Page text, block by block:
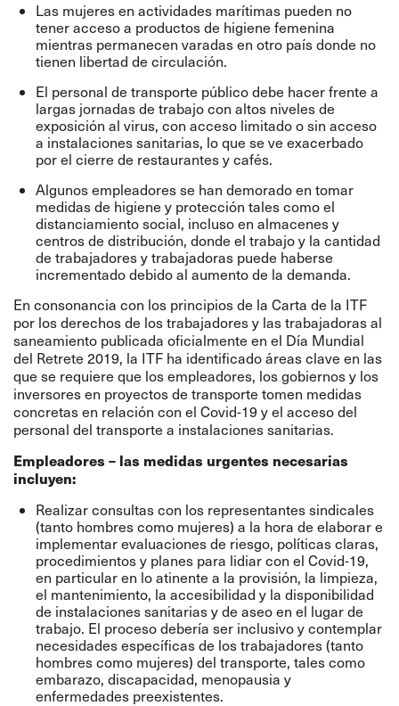
Las mujeres en actividades marítimas pueden no
tener acceso a productos de higiene femenina
mientras permanecen varadas en otro país donde no
tienen libertad de circulación.
El personal de transporte público debe hacer frente a
largas jornadas de trabajo con altos niveles de
exposición al virus, con acceso limitado o sin acceso
a instalaciones sanitarias, lo que se ve exacerbado
por el cierre de restaurantes y cafés.
Algunos empleadores se han demorado en tomar
medidas de higiene y protección tales como el
distanciamiento social, incluso en almacenes y
centros de distribución, donde el trabajo y la cantidad
de trabajadores y trabajadoras puede haberse
incrementado debido al aumento de la demanda.
En consonancia con los principios de la Carta de la ITF
por los derechos de los trabajadores y las trabajadoras al
saneamiento publicada oficialmente en el Día Mundial
del Retrete 2019, la ITF ha identificado áreas clave en las
que se requiere que los empleadores, los gobiernos y los
inversores en proyectos de transporte tomen medidas
concretas en relación con el Covid-19 y el acceso del
personal del transporte a instalaciones sanitarias.
Empleadores – las medidas urgentes necesarias
incluyen:
Realizar consultas con los representantes sindicales
(tanto hombres como mujeres) a la hora de elaborar e
implementar evaluaciones de riesgo, políticas claras,
procedimientos y planes para lidiar con el Covid-19,
en particular en lo atinente a la provisión, la limpieza,
el mantenimiento, la accesibilidad y la disponibilidad
de instalaciones sanitarias y de aseo en el lugar de
trabajo. El proceso debería ser inclusivo y contemplar
necesidades específicas de los trabajadores (tanto
hombres como mujeres) del transporte, tales como
embarazo, discapacidad, menopausia y
enfermedades preexistentes.